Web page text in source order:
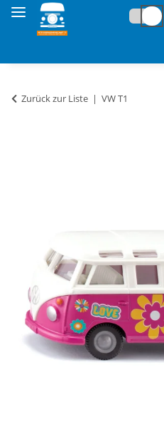
Zurück zur Liste VW T1